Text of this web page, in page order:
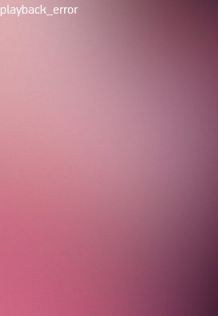
playback_error